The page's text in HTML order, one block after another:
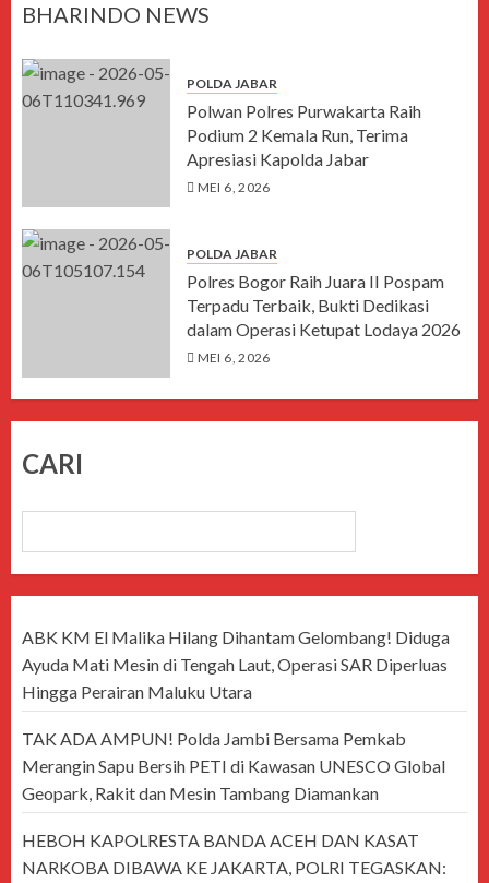
BHARINDO NEWS
POLDA JABAR
Polwan Polres Purwakarta Raih
Podium 2 Kemala Run, Terima
Apresiasi Kapolda Jabar
MEI 6, 2026
POLDA JABAR
Polres Bogor Raih Juara II Pospam
Terpadu Terbaik, Bukti Dedikasi
dalam Operasi Ketupat Lodaya 2026
MEI 6, 2026
CARI
ABK KM El Malika Hilang Dihantam Gelombang! Diduga
Ayuda Mati Mesin di Tengah Laut, Operasi SAR Diperluas
Hingga Perairan Maluku Utara
TAK ADA AMPUN! Polda Jambi Bersama Pemkab
Merangin Sapu Bersih PETI di Kawasan UNESCO Global
Geopark, Rakit dan Mesin Tambang Diamankan
HEBOH KAPOLRESTA BANDA ACEH DAN KASAT
NARKOBA DIBAWA KE JAKARTA, POLRI TEGASKAN: